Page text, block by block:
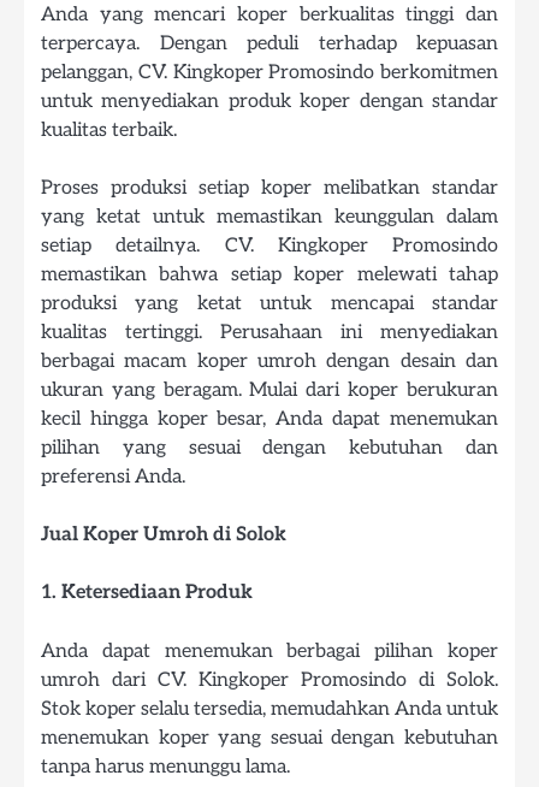
Anda yang mencari koper berkualitas tinggi dan
terpercaya. Dengan peduli terhadap kepuasan
pelanggan, CV. Kingkoper Promosindo berkomitmen
untuk menyediakan produk koper dengan standar
kualitas terbaik.
Proses produksi setiap koper melibatkan standar
yang ketat untuk memastikan keunggulan dalam
setiap detailnya. CV. Kingkoper Promosindo
memastikan bahwa setiap koper melewati tahap
produksi yang ketat untuk mencapai standar
kualitas tertinggi. Perusahaan ini menyediakan
berbagai macam koper umroh dengan desain dan
ukuran yang beragam. Mulai dari koper berukuran
kecil hingga koper besar, Anda dapat menemukan
pilihan yang sesuai dengan kebutuhan dan
preferensi Anda.
Jual Koper Umroh di Solok
1. Ketersediaan Produk
Anda dapat menemukan berbagai pilihan koper
umroh dari CV. Kingkoper Promosindo di Solok.
Stok koper selalu tersedia, memudahkan Anda untuk
menemukan koper yang sesuai dengan kebutuhan
tanpa harus menunggu lama.